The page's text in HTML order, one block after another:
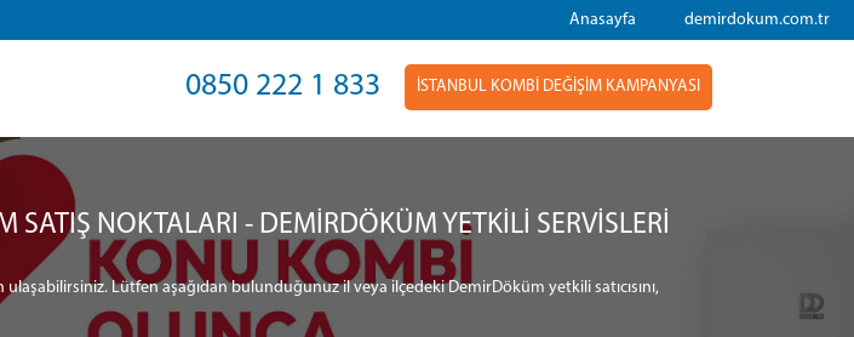
demirdokum.com.tr
Anasayfa
İSTANBUL KOMBİ DEĞİŞİM KAMPANYASI
0850 222 1 833
NOKTALARI - DEMİRDÖKÜM YETKİLİ SERVİSLERİ
Lütfen aşağıdan bulunduğunuz il veya ilçedeki DemirDöküm yetkili satıcısını,